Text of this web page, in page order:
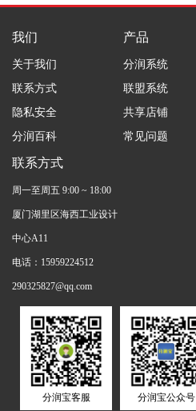
我们
关于我们
联系方式
隐私安全
分润百科
产品
分润系统
联盟系统
共享店铺
常见问题
联系方式
周一至周五 9:00 ~ 18:00
厦门湖里区海西工业设计
中心A11
电话：15959224512
290325827@qq.com
分润宝客服 分润宝公众号